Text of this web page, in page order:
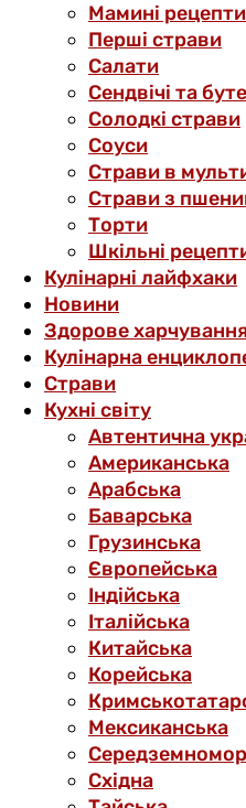
Мамині рецепти
Перші страви
Салати
Сендвічі та
Солодкі страви
Соуси
Страви в
Страви з
Торти
Шкільні
Кулінарні лайфхаки
Новини
Здорове
Кулінарна
Страви
Кухні світу
Автентична
Американська
Арабська
Баварська
Грузинська
Європейська
Індійська
Італійська
Китайська
Корейська
Мексиканська
Східна